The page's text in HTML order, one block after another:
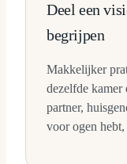
Deel een
begrijpen
Makkelijker
dezelfde kamer
partner,
voor ogen